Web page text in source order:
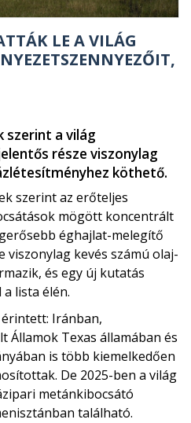
LE A VILÁG
szerint a világ
része viszonylag
köthető.
szerint az erőteljes
mögött koncentrált
éghajlat-melegítő
viszonylag kevés számú olaj-
és egy új kutatás
lista élén.
Iránban,
Államok Texas államában és
is több kiemelkedően
De 2025-ben a világ
metánkibocsátó
található.